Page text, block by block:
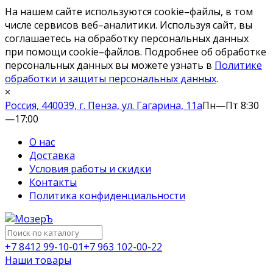
На нашем сайте используются cookie–файлы, в том
числе сервисов веб–аналитики. Используя сайт, вы
соглашаетесь на обработку персональных данных
при помощи cookie–файлов. Подробнее об обработке
персональных данных вы можете узнать в Политике
обработки и защиты персональных данных.
×
Россия, 440039, г. Пенза, ул. Гагарина, 11аПн—Пт 8:30
—17:00
О нас
Доставка
Условия работы и скидки
Контакты
Политика конфиденциальности
+7 8412 99-10-01+7 963 102-00-22
Наши товары